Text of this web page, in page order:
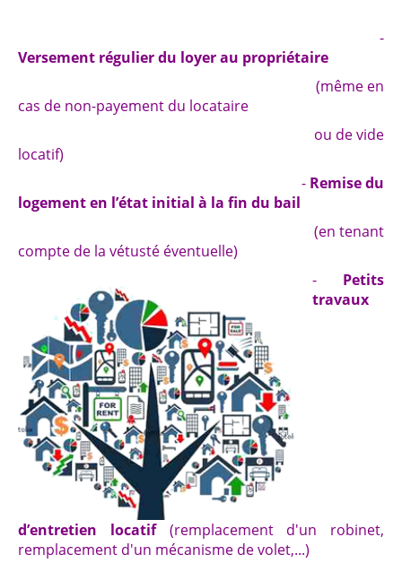
Liens utiles
Contact
Heures d'ouverture
-
Versement régulier du loyer au propriétaire
(même en
cas de non-payement du locataire
ou de vide
locatif)
- Remise du
logement en l’état initial à la fin du bail
(en tenant
compte de la vétusté éventuelle)
- Petits
travaux
d’entretien locatif(remplacement d'un robinet,
remplacement d'un mécanisme de volet,...)